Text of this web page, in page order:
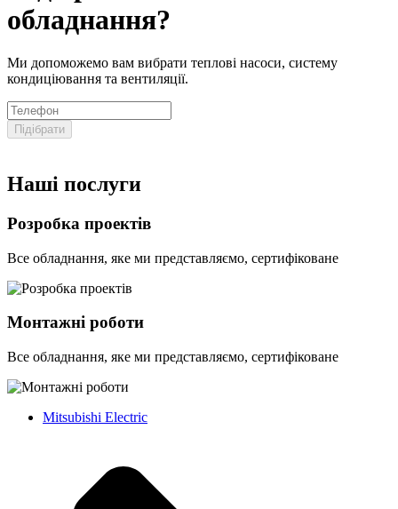
обладнання?
Ми допоможемо вам вибрати теплові насоси, систему
кондиціювання та вентиляції.
Підібрати
Наші послуги
Розробка проектів
Все обладнання, яке ми представляємо, сертифіковане
Монтажні роботи
Все обладнання, яке ми представляємо, сертифіковане
Mitsubishi Electric